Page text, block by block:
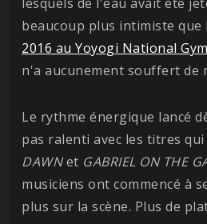
beaucoup plus intimiste que
2016 au Yoyogi National
n'a aucunement souffert de
Le rythme énergique lancé
pas ralenti avec les titres
DAWNet GABRIEL ON THE
musiciens ont commencé à
plus sur la scène. Plus de